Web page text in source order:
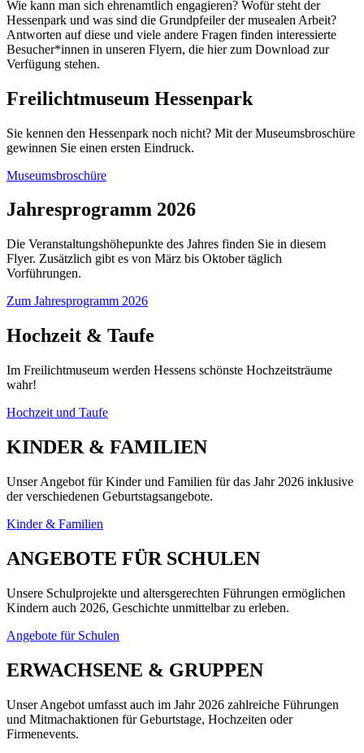
Wie kann man sich ehrenamtlich engagieren? Wofür steht der
Hessenpark und was sind die Grundpfeiler der musealen Arbeit?
Antworten auf diese und viele andere Fragen finden interessierte
Besucher*innen in unseren Flyern, die hier zum Download zur
Verfügung stehen.
Freilichtmuseum Hessenpark
Sie kennen den Hessenpark noch nicht? Mit der Museumsbroschüre
gewinnen Sie einen ersten Eindruck.
Museumsbroschüre
Jahresprogramm 2026
Die Veranstaltungshöhepunkte des Jahres finden Sie in diesem
Flyer. Zusätzlich gibt es von März bis Oktober täglich
Vorführungen.
Zum Jahresprogramm 2026
Hochzeit & Taufe
Im Freilichtmuseum werden Hessens schönste Hochzeitsträume
wahr!
Hochzeit und Taufe
KINDER & FAMILIEN
Unser Angebot für Kinder und Familien für das Jahr 2026 inklusive
der verschiedenen Geburtstagsangebote.
Kinder & Familien
ANGEBOTE FÜR SCHULEN
Unsere Schulprojekte und altersgerechten Führungen ermöglichen
Kindern auch 2026, Geschichte unmittelbar zu erleben.
Angebote für Schulen
ERWACHSENE & GRUPPEN
Unser Angebot umfasst auch im Jahr 2026 zahlreiche Führungen
und Mitmachaktionen für Geburtstage, Hochzeiten oder
Firmenevents.